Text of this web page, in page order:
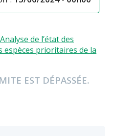
de l’état des
espèces prioritaires de la
EST DÉPASSÉE.